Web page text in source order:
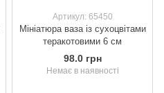
Артикул: 65450
Мініатюра ваза із сухоцвітами
теракотовими 6 см
98.0 грн
Немає в наявності